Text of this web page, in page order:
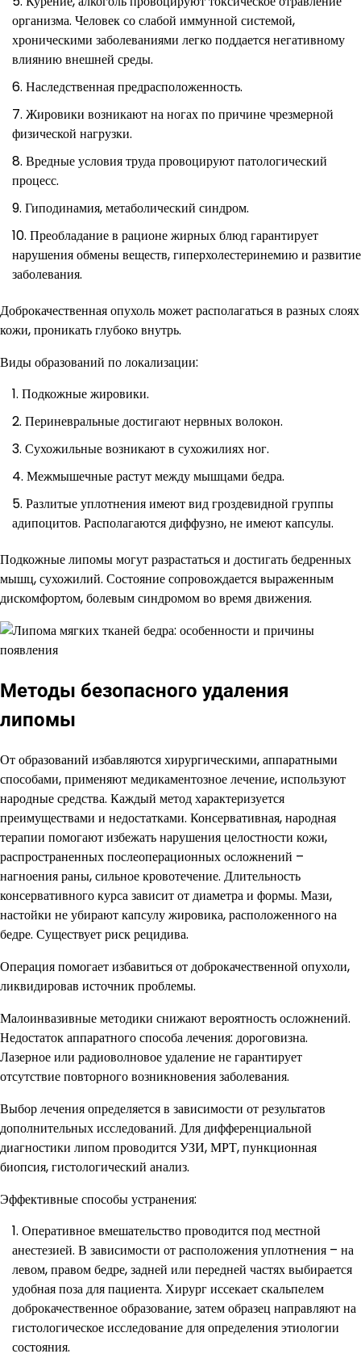
организма. Человек со слабой иммунной системой,
хроническими заболеваниями легко поддается негативному
влиянию внешней среды.
Наследственная предрасположенность.
Жировики возникают на ногах по причине чрезмерной
физической нагрузки.
Вредные условия труда провоцируют патологический
процесс.
Гиподинамия, метаболический синдром.
Преобладание в рационе жирных блюд гарантирует
нарушения обмены веществ, гиперхолестеринемию и развитие
заболевания.
Доброкачественная опухоль может располагаться в разных слоях
кожи, проникать глубоко внутрь.
Виды образований по локализации:
Подкожные жировики.
Периневральные достигают нервных волокон.
Сухожильные возникают в сухожилиях ног.
Межмышечные растут между мышцами бедра.
Разлитые уплотнения имеют вид гроздевидной группы
адипоцитов. Располагаются диффузно, не имеют капсулы.
Подкожные липомы могут разрастаться и достигать бедренных
мышц, сухожилий. Состояние сопровождается выраженным
дискомфортом, болевым синдромом во время движения.
Методы безопасного удаления
липомы
От образований избавляются хирургическими, аппаратными
способами, применяют медикаментозное лечение, используют
народные средства. Каждый метод характеризуется
преимуществами и недостатками. Консервативная, народная
терапии помогают избежать нарушения целостности кожи,
распространенных послеоперационных осложнений –
нагноения раны, сильное кровотечение. Длительность
консервативного курса зависит от диаметра и формы. Мази,
настойки не убирают капсулу жировика, расположенного на
бедре. Существует риск рецидива.
Операция помогает избавиться от доброкачественной опухоли,
ликвидировав источник проблемы.
Малоинвазивные методики снижают вероятность осложнений.
Недостаток аппаратного способа лечения: дороговизна.
Лазерное или радиоволновое удаление не гарантирует
отсутствие повторного возникновения заболевания.
Выбор лечения определяется в зависимости от результатов
дополнительных исследований. Для дифференциальной
диагностики липом проводится УЗИ, МРТ, пункционная
биопсия, гистологический анализ.
Эффективные способы устранения:
Оперативное вмешательство проводится под местной
анестезией. В зависимости от расположения уплотнения – на
левом, правом бедре, задней или передней частях выбирается
удобная поза для пациента. Хирург иссекает скальпелем
доброкачественное образование, затем образец направляют на
гистологическое исследование для определения этиологии
состояния.